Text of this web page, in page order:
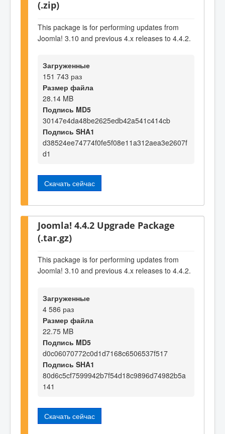
(.zip)
This package is for performing updates from
Joomla! 3.10 and previous 4.x releases to 4.4.2.
Загруженные
151 743 раз
Размер файла
28.14 MB
Подпись MD5
30147e4da48be2625edb42a541c414cb
Подпись SHA1
d38524ee74774f0fe5f08e11a312aea3e2607f
d1
Скачать сейчас
Joomla! 4.4.2 Upgrade Package
(.tar.gz)
This package is for performing updates from
Joomla! 3.10 and previous 4.x releases to 4.4.2.
Загруженные
4 586 раз
Размер файла
22.75 MB
Подпись MD5
d0c06070772c0d1d7168c6506537f517
Подпись SHA1
80d6c5cf7599942b7f54d18c9896d74982b5a
141
Скачать сейчас